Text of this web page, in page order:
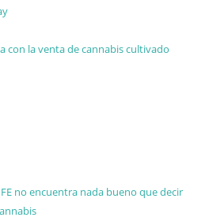
con la venta de cannabis cultivado
no encuentra nada bueno que decir